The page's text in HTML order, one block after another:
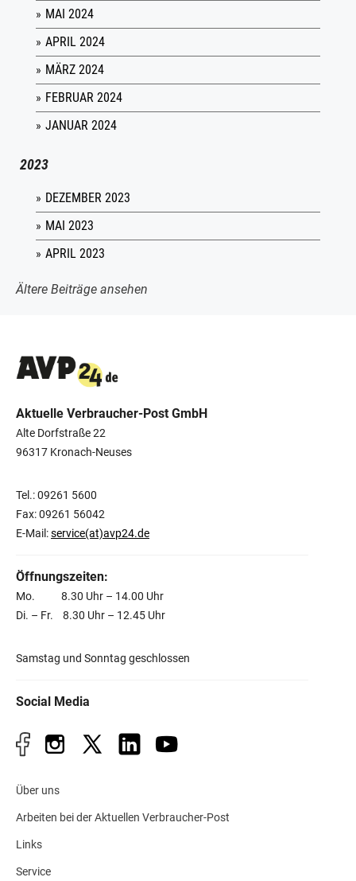
MAI 2024
APRIL 2024
MÄRZ 2024
FEBRUAR 2024
JANUAR 2024
2023
DEZEMBER 2023
MAI 2023
APRIL 2023
Ältere Beiträge ansehen
Aktuelle Verbraucher-Post GmbH
Alte Dorfstraße 22
96317 Kronach-Neuses
Tel.: 09261 5600
Fax: 09261 56042
E-Mail:service(at)avp24.de
Öffnungszeiten:
Mo. 8.30 Uhr – 14.00 Uhr
Di. – Fr. 8.30 Uhr – 12.45 Uhr
Samstag und Sonntag geschlossen
Social Media
Über uns
Arbeiten bei der Aktuellen Verbraucher-Post
Links
Service